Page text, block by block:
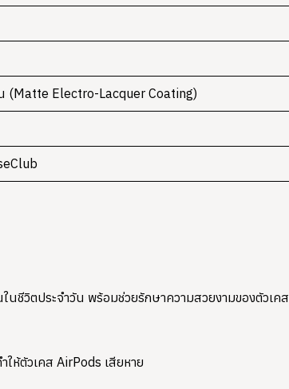
(Matte Electro-Lacquer Coating)
นชีวิตประจำวัน พร้อมช่วยรักษาความสวยงามของตัวเคส
ห้ตัวเคส AirPods เสียหาย